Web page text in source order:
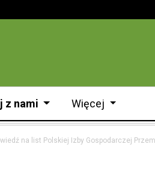
z nami Więcej
na list Polskiej Izby Gospodarczej